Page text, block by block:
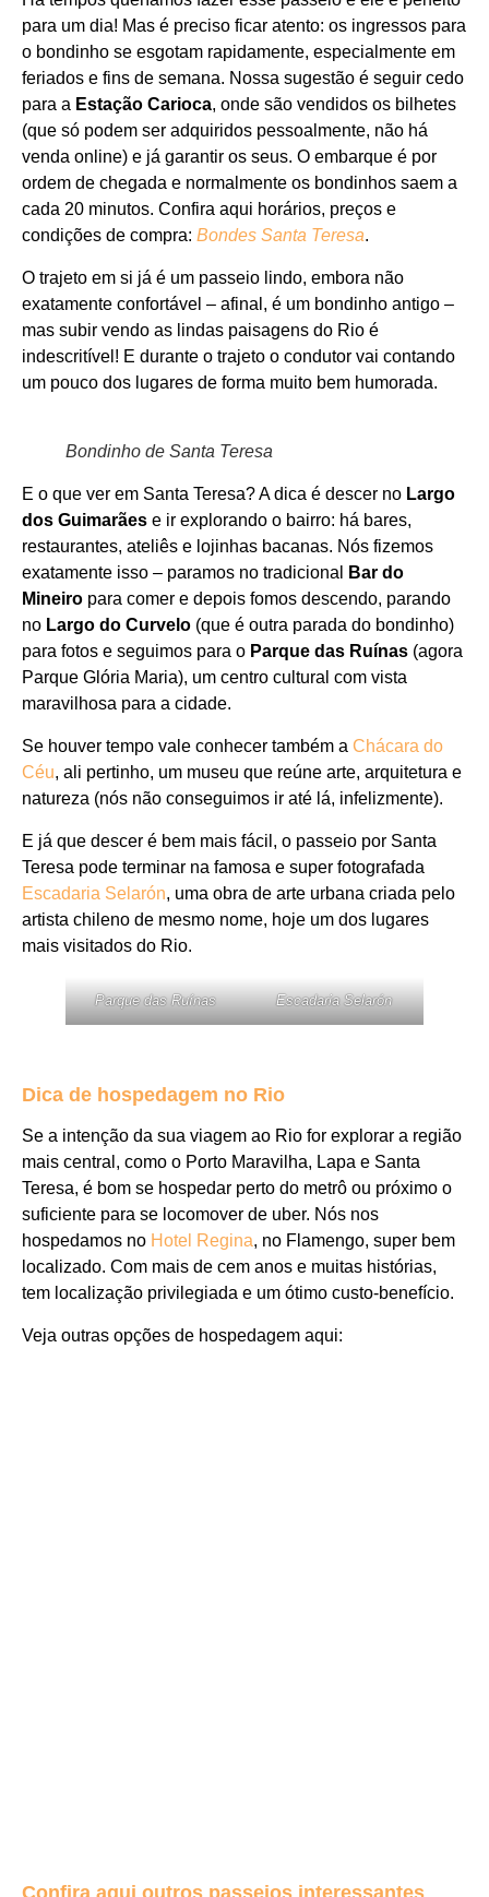
para um dia! Mas é preciso ficar atento: os ingressos para
o bondinho se esgotam rapidamente, especialmente em
feriados e fins de semana. Nossa sugestão é seguir cedo
para a Estação Carioca, onde são vendidos os bilhetes
(que só podem ser adquiridos pessoalmente, não há
venda online) e já garantir os seus. O embarque é por
ordem de chegada e normalmente os bondinhos saem a
cada 20 minutos. Confira aqui horários, preços e
condições de compra: Bondes Santa Teresa.
O trajeto em si já é um passeio lindo, embora não
exatamente confortável – afinal, é um bondinho antigo –
mas subir vendo as lindas paisagens do Rio é
indescritível! E durante o trajeto o condutor vai contando
um pouco dos lugares de forma muito bem humorada.
Bondinho de Santa Teresa
E o que ver em Santa Teresa? A dica é descer no Largo
dos Guimarães e ir explorando o bairro: há bares,
restaurantes, ateliês e lojinhas bacanas. Nós fizemos
exatamente isso – paramos no tradicional
Bar do
Mineiro para comer e depois fomos descendo, parando
no Largo do Curvelo (que é outra parada do bondinho)
para fotos e seguimos para o Parque das Ruínas (agora
Parque Glória Maria), um centro cultural com vista
maravilhosa para a cidade.
Se houver tempo vale conhecer também a Chácara do
Céu, ali pertinho, um museu que reúne arte, arquitetura e
natureza (nós não conseguimos ir até lá, infelizmente).
E já que descer é bem mais fácil, o passeio por Santa
Teresa pode terminar na famosa e super fotografada
Escadaria Selarón, uma obra de arte urbana criada pelo
artista chileno de mesmo nome, hoje um dos lugares
mais visitados do Rio.
Parque das Ruínas Escadaria Selarón
Dica de hospedagem no Rio
Se a intenção da sua viagem ao Rio for explorar a região
mais central, como o Porto Maravilha, Lapa e Santa
Teresa, é bom se hospedar perto do metrô ou próximo o
suficiente para se locomover de uber. Nós nos
hospedamos no Hotel Regina, no Flamengo, super bem
localizado. Com mais de cem anos e muitas histórias,
tem localização privilegiada e um ótimo custo-benefício.
Veja outras opções de hospedagem aqui: